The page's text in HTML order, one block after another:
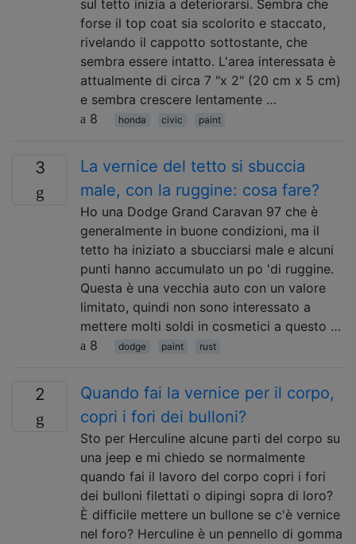
sul tetto inizia a deteriorarsi. Sembra che
forse il top coat sia scolorito e staccato,
rivelando il cappotto sottostante, che
sembra essere intatto. L'area interessata è
attualmente di circa 7 "x 2" (20 cm x 5 cm)
e sembra crescere lentamente …
8
honda civic paint
3
La vernice del tetto si sbuccia
male, con la ruggine: cosa fare?
Ho una Dodge Grand Caravan 97 che è
generalmente in buone condizioni, ma il
tetto ha iniziato a sbucciarsi male e alcuni
punti hanno accumulato un po 'di ruggine.
Questa è una vecchia auto con un valore
limitato, quindi non sono interessato a
mettere molti soldi in cosmetici a questo …
8
dodge paint rust
2
Quando fai la vernice per il corpo,
copri i fori dei bulloni?
Sto per Herculine alcune parti del corpo su
una jeep e mi chiedo se normalmente
quando fai il lavoro del corpo copri i fori
dei bulloni filettati o dipingi sopra di loro?
È difficile mettere un bullone se c'è vernice
nel foro? Herculine è un pennello di gomma